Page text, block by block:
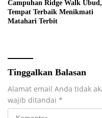
Campuhan Ridge Walk Ubud,
Tempat Terbaik Menikmati
Matahari Terbit
Tinggalkan Balasan
Alamat email Anda tidak
wajib ditandai *